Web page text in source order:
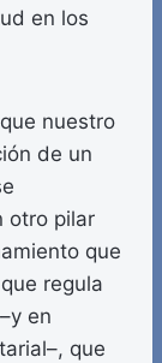
en los
nuestro
de un
otro pilar
que
regula
en
que